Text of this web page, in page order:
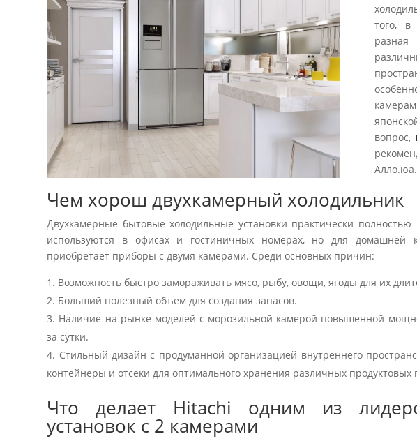
того, в
вопрос,
Алло.юа.
Чем хорош двухкамерный холодильник
Двухкамерные бытовые холодильные установки практически
используются в офисах и гостиничных номерах, но для домашней
приобретает приборы с двумя камерами. Среди основных причин:
Возможность быстро замораживать мясо, рыбу, овощи, ягоды для их
Больший полезный объем для создания запасов.
Наличие на рынке моделей с морозильной камерой повышенной
за сутки.
Стильный дизайн с продуманной организацией внутреннего
контейнеры и отсеки для оптимального хранения различных продуктовых
Что делает Hitachi одним из
установок с 2 камерами